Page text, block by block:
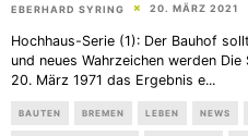
EBERHARD SYRING 20. MÄRZ 2021
Hochhaus-Serie (1): Der Bauhof
und neues Wahrzeichen werden
20. März 1971 das Ergebnis e...
BAUTEN BREMEN LEBEN NEWS